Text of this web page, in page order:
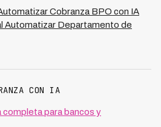
Cobranza BPO con IA
Automatizar Departamento de
CON IA
completa para bancos y